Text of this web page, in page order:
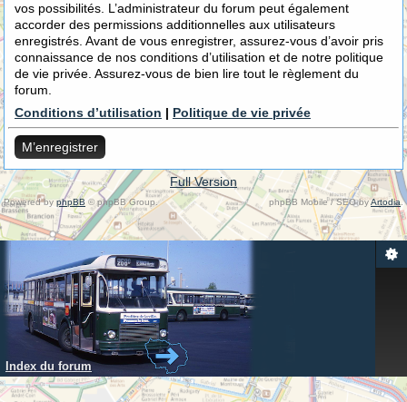
vos possibilités. L’administrateur du forum peut également
accorder des permissions additionnelles aux utilisateurs
enregistrés. Avant de vous enregistrer, assurez-vous d’avoir pris
connaissance de nos conditions d’utilisation et de notre politique
de vie privée. Assurez-vous de bien lire tout le règlement du
forum.
Conditions d’utilisation | Politique de vie privée
M’enregistrer
Full Version
Powered byphpBB © phpBB Group. phpBB Mobile / SEO byArtodia .
Index du forum